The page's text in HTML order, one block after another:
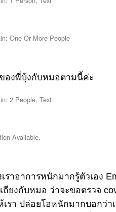
องพี่บุ้งกับหมอตามนี้ค่ะ
ราอาการหนักมากรู้ตัวเอง
ถียงกับหมอ ว่าจะขอตรวจ
รา ปล่อยโฮหนักมากบอกว่าเ